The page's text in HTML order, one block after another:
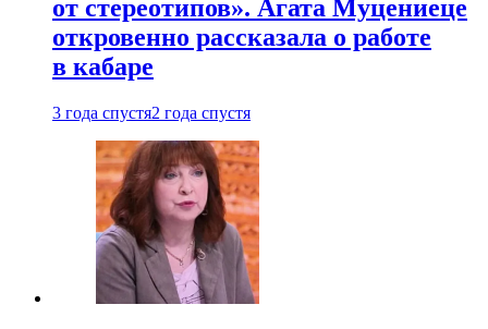
от стереотипов». Агата Муцениеце
откровенно рассказала о работе
в кабаре
3 года спустя2 года спустя